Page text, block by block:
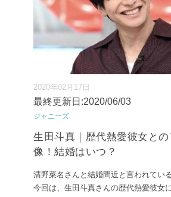
2020年02月17日
最終更新日:2020/06/03
ジャニーズ
生田斗真｜歴代熱愛彼女と
像！結婚はいつ？
清野菜名さんと結婚間近と言われてい
今回は、生田斗真さんの歴代熱愛彼女